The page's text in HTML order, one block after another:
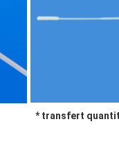
* transfert